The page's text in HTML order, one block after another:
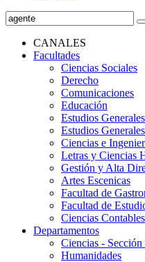
CANALES
Facultades
Ciencias Sociales
Derecho
Comunicaciones
Educación
Estudios
Estudios
Ciencias e
Letras y Ciencias
Gestión y Alta
Artes Escenicas
Facultad de
Facultad de
Ciencias Contables
Departamentos
Ciencias - Sección
Humanidades